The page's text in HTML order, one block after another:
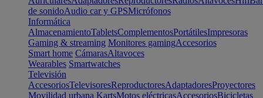
de sonidoAudio car y GPSMicrófonos
Informática
AlmacenamientoTabletsComplementosPortátilesImpresoras
Gaming & streaming Monitores gamingAccesorios
Smart home CámarasAltavoces
Wearables Smartwatches
Televisión
AccesoriosTelevisoresReproductoresAdaptadoresProyectores
Movilidad urbana KartsMotos eléctricasAccesoriosBicicletas